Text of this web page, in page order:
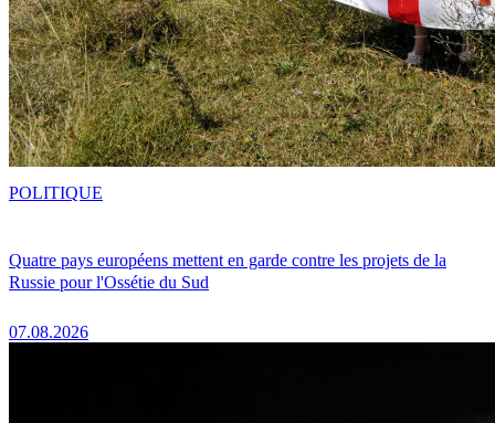
Quatre pays européens mettent en garde contre les projets de la
Russie pour l'Ossétie du Sud
07.08.2026
POLITIQUE